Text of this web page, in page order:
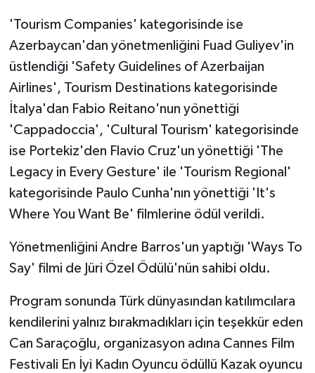
'Tourism Companies' kategorisinde ise
Azerbaycan'dan yönetmenliğini Fuad Guliyev'in
üstlendiği 'Safety Guidelines of Azerbaijan
Airlines', Tourism Destinations kategorisinde
İtalya'dan Fabio Reitano'nun yönettiği
'Cappadoccia', 'Cultural Tourism' kategorisinde
ise Portekiz'den Flavio Cruz'un yönettiği 'The
Legacy in Every Gesture' ile 'Tourism Regional'
kategorisinde Paulo Cunha'nın yönettiği 'It's
Where You Want Be' filmlerine ödül verildi.
Yönetmenliğini Andre Barros'un yaptığı 'Ways To
Say' filmi de Jüri Özel Ödülü'nün sahibi oldu.
Program sonunda Türk dünyasından katılımcılara
kendilerini yalnız bırakmadıkları için teşekkür eden
Can Saraçoğlu, organizasyon adına Cannes Film
Festivali En İyi Kadın Oyuncu ödüllü Kazak oyuncu